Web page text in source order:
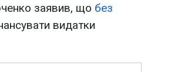
заявив, що без
видатки